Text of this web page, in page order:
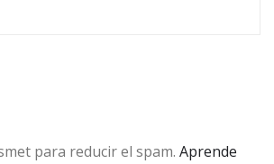
para reducir el spam. Aprende